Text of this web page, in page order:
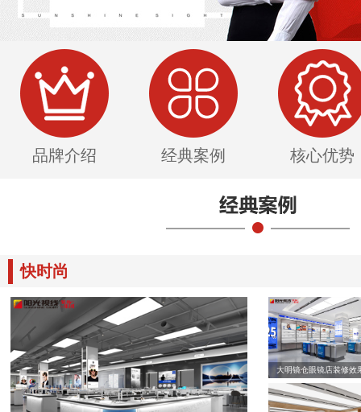
品牌介绍 经典案例 核心优势
快时尚
大明镜仓眼镜店装修效